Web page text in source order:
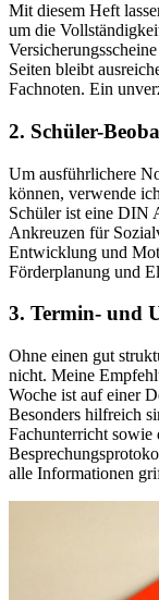
Mit diesem Heft
um die
Seiten bleibt
Fachnoten. Ein
2. Schüler-
Um ausführlichere
können, verwende
Schüler ist eine DIN
Ankreuzen für
Entwicklung und
Förderplanung und
3. Termin- und
Ohne einen gut
nicht. Meine
Woche ist auf einer
Besonders hilfreich
Fachunterricht sowie
alle Informationen